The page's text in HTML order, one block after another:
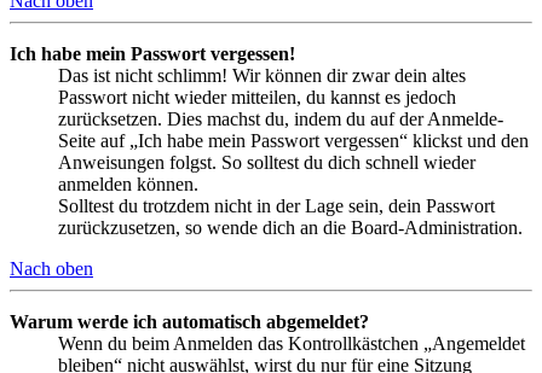
Ich habe mein Passwort vergessen!
Das ist nicht schlimm! Wir können dir zwar dein altes
Passwort nicht wieder mitteilen, du kannst es jedoch
zurücksetzen. Dies machst du, indem du auf der Anmelde-
Seite auf „Ich habe mein Passwort vergessen“ klickst und den
Anweisungen folgst. So solltest du dich schnell wieder
anmelden können.
Solltest du trotzdem nicht in der Lage sein, dein Passwort
zurückzusetzen, so wende dich an die Board-Administration.
Nach oben
Warum werde ich automatisch abgemeldet?
Wenn du beim Anmelden das Kontrollkästchen „Angemeldet
bleiben“ nicht auswählst, wirst du nur für eine Sitzung